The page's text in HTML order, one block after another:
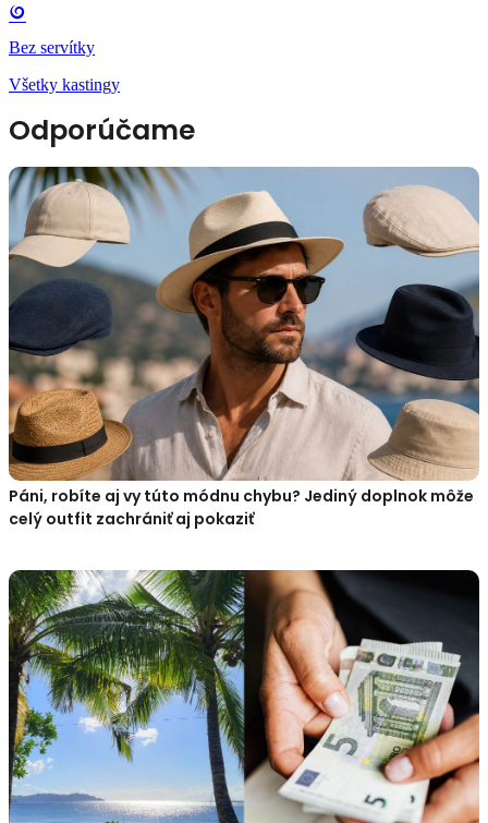
Bez servítky
Všetky kastingy
Odporúčame
Páni, robíte aj vy túto módnu chybu? Jediný doplnok môže
celý outfit zachrániť aj pokaziť